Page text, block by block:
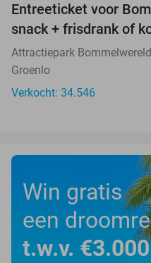
Entreeticket voor
snack + frisdrank of
Attractiepark Bommelwereld
Groenlo
Verkocht: 34.546
Win gratis
een
t.w.v. €3.000